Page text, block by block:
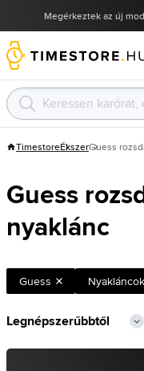
Megérkeztek az új
TimestoreÉkszerGuess
Guess
nyaklánc
Guess Nyakláncok